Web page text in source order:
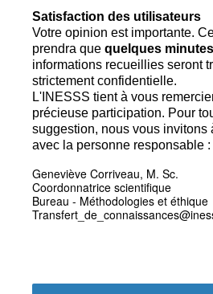
Satisfaction des utilisateurs
Votre opinion est importante.
prendra que quelques minutes
informations recueillies seront
strictement confidentielle.
L'INESSS tient à vous
précieuse participation. Pour
suggestion, nous vous invitons
avec la personne responsable :
Geneviève Corriveau, M. Sc.
Coordonnatrice scientifique
Bureau - Méthodologies et éthique